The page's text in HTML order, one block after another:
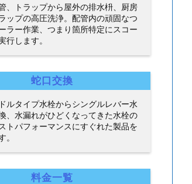
、トラップから屋外の排水枡、厨房
ップの高圧洗浄。配管内の頑固なつ
ラー作業、つまり箇所特定にスコー
行します。
蛇口交換
ルタイプ水栓からシングルレバー水
、水漏れがひどくなってきた水栓の
トパフォーマンスにすぐれた製品を
。
料金一覧